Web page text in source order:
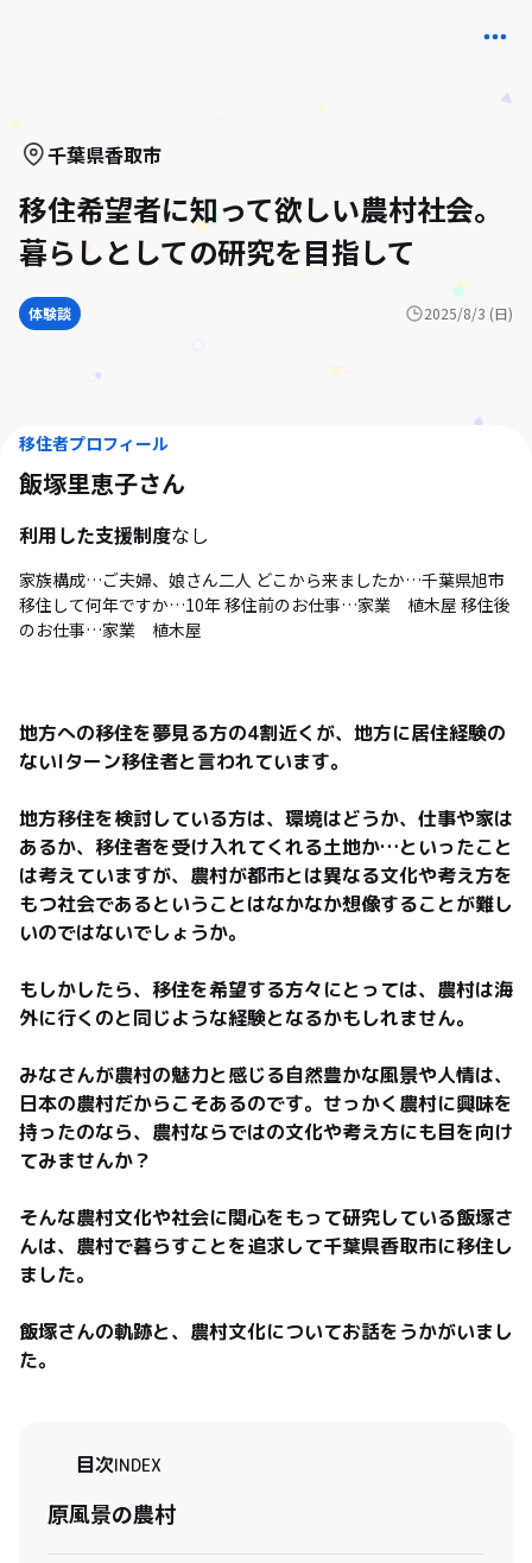
千葉県香取市
移住希望者に知って欲しい農村社会。
暮らしとしての研究を目指して
体験談 2025/8/3 (日)
移住者プロフィール
飯塚里恵子さん
利用した支援制度なし
家族構成…ご夫婦、娘さん二人 どこから来ましたか…千葉県旭市
移住して何年ですか…10年 移住前のお仕事…家業 植木屋 移住後
のお仕事…家業 植木屋
地方への移住を夢見る方の4割近くが、地方に居住経験の
ないIターン移住者と言われています。
地方移住を検討している方は、環境はどうか、仕事や家は
あるか、移住者を受け入れてくれる土地か…といったこと
は考えていますが、農村が都市とは異なる文化や考え方を
もつ社会であるということはなかなか想像することが難し
いのではないでしょうか。
もしかしたら、移住を希望する方々にとっては、農村は海
外に行くのと同じような経験となるかもしれません。
みなさんが農村の魅力と感じる自然豊かな風景や人情は、
日本の農村だからこそあるのです。せっかく農村に興味を
持ったのなら、農村ならではの文化や考え方にも目を向け
てみませんか？
そんな農村文化や社会に関心をもって研究している飯塚さ
んは、農村で暮らすことを追求して千葉県香取市に移住し
ました。
飯塚さんの軌跡と、農村文化についてお話をうかがいまし
た。
目次INDEX
原風景の農村